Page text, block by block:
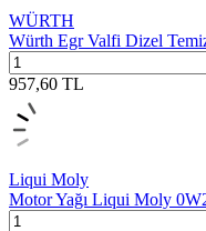
WÜRTH
Würth Egr Valfi Dizel
957,60 TL
Liqui Moly
Motor Yağı Liqui Moly